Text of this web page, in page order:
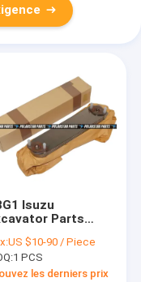
Isuzu
Parts
ZAX120
US $10-90 / Piece
1 PCS
les derniers prix